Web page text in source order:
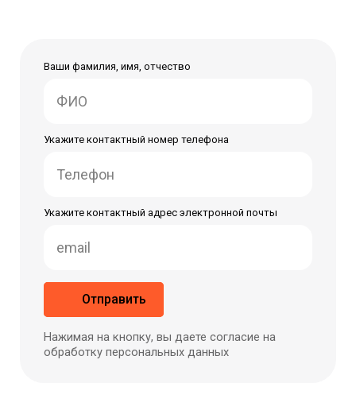
Ваши фамилия, имя, отчество
Укажите контактный номер телефона
Укажите контактный адрес электронной почты
Отправить
Нажимая на кнопку, вы даете согласие на
обработку персональных данных